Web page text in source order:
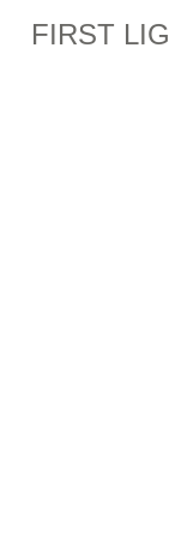
FIRST